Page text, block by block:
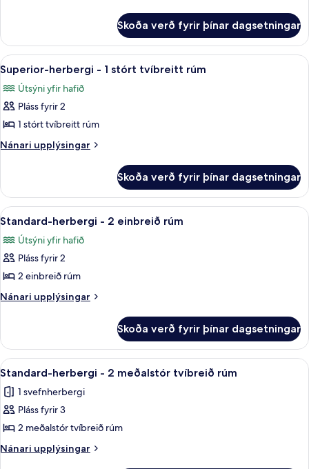
meðalstór
tvíbreið
rúm
herbergi
2
meðalstór
tvíbreið
rúm
Skoða verð fyrir þínar dagsetningar
Skoða
allar
myndir
fyrir
Superior-
herbergi
stórt
tvíbreitt
rúm
Superior-herbergi - 1 stórt tvíbreitt
7
Superior-herbergi - 1 stórt tvíbreitt rúm
Útsýni yfir hafið
Pláss fyrir 2
1 stórt tvíbreitt rúm
Nánari upplýsingar
Nánari
herbergi
1
tvíbreitt
rúm
Skoða verð fyrir þínar dagsetningar
Skoða
allar
myndir
fyrir
Standard-
herbergi
einbreið
rúm
Standard-herbergi - 2 einbreið
5
Standard-herbergi - 2 einbreið rúm
Útsýni yfir hafið
Pláss fyrir 2
2 einbreið rúm
Nánari upplýsingar
Nánari
herbergi
2
rúm
Skoða verð fyrir þínar dagsetningar
Skoða
allar
myndir
fyrir
Standard-
herbergi
Standard-herbergi - 2 meðalstór
3
Standard-herbergi - 2 meðalstór tvíbreið rúm
1 svefnherbergi
Pláss fyrir 3
2 meðalstór tvíbreið rúm
Nánari upplýsingar
Nánari